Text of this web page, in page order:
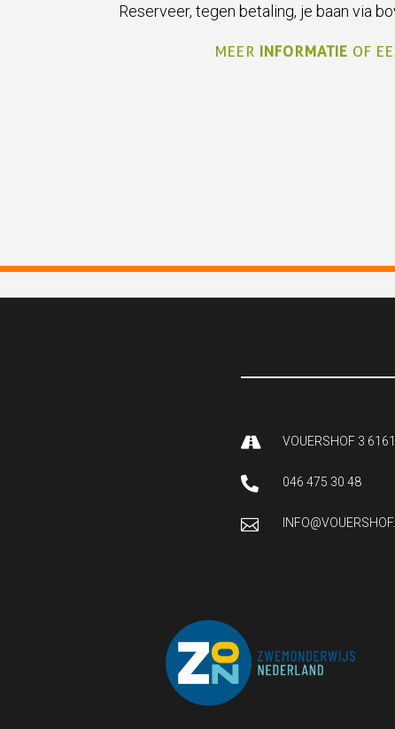
Reserveer, tegen betaling, je baan via
MEER INFORMATIE OF
 VOUERSHOF 3
 046 475 30 48
